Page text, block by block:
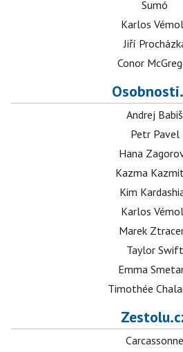
Sumó
Karlos
Jiří
Conor
Andrej Babiš
Petr Pavel
Hana
Kazma
Kim
Karlos
Marek
Taylor Swift
Emma
Timothée
Carcassonne